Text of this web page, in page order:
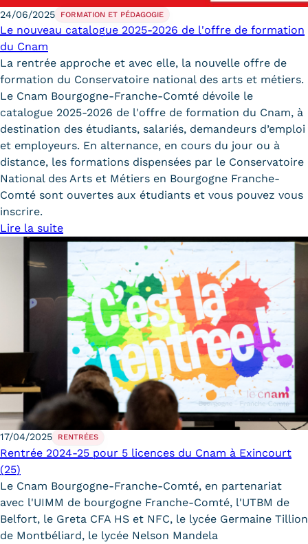
24/06/2025 FORMATION ET PÉDAGOGIE
Le nouveau catalogue 2025-2026 de l'offre de formation
du Cnam
La rentrée approche et avec elle, la nouvelle offre de
formation du Conservatoire national des arts et métiers.
Le Cnam Bourgogne-Franche-Comté dévoile le
catalogue 2025-2026 de l'offre de formation du Cnam, à
destination des étudiants, salariés, demandeurs d’emploi
et employeurs. En alternance, en cours du jour ou à
distance, les formations dispensées par le Conservatoire
National des Arts et Métiers en Bourgogne Franche-
Comté sont ouvertes aux étudiants et vous pouvez vous
inscrire.
Lire la suite
17/04/2025 RENTRÉES
Rentrée 2024-25 pour 5 licences du Cnam à Exincourt
(25)
Le Cnam Bourgogne-Franche-Comté, en partenariat
avec l'UIMM de bourgogne Franche-Comté, l'UTBM de
Belfort, le Greta CFA HS et NFC, le lycée Germaine Tillion
de Montbéliard, le lycée Nelson Mandela